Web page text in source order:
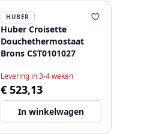
HUBER
Huber Croisette
Douchethermostaat
Brons CST0101027
Levering in 3-4 weken
€ 523,13
In winkelwagen